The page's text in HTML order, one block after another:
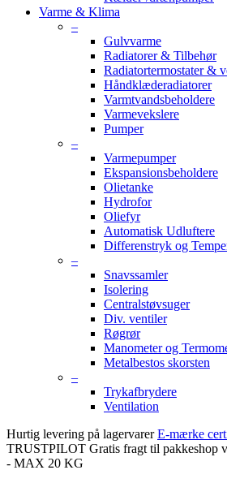
Varme & Klima
–
Gulvvarme
Radiatorer & Tilbehør
Radiatortermostater &
Håndklæderadiatorer
Varmtvandsbeholdere
Varmevekslere
Pumper
–
Varmepumper
Ekspansionsbeholdere
Olietanke
Hydrofor
Oliefyr
Automatisk Udluftere
Differenstryk og
–
Snavssamler
Isolering
Centralstøvsuger
Div. ventiler
Røgrør
Manometer og
Metalbestos skorsten
–
Trykafbrydere
Ventilation
Hurtig levering på lagervarer E-mærke
TRUSTPILOT Gratis fragt til pakkeshop
- MAX 20 KG